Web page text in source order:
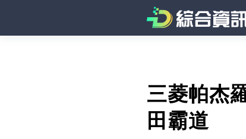
三菱帕杰
田霸道